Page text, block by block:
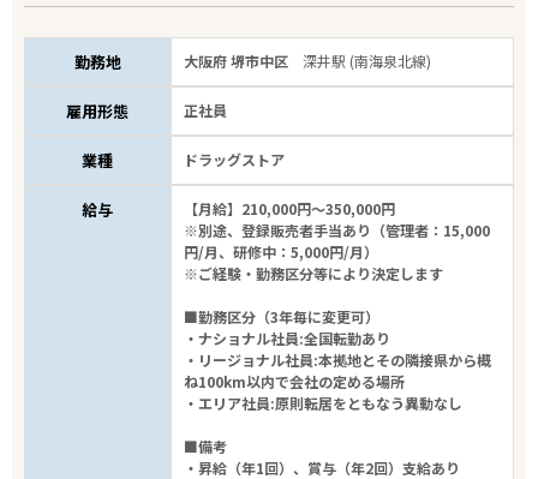
勤務地 大阪府 堺市中区 深井駅 (南海泉北線)
雇用形態 正社員
業種 ドラッグストア
給与
【月給】210,000円～350,000円
※別途、登録販売者手当あり（管理者：15,000
円/月、研修中：5,000円/月）
※ご経験・勤務区分等により決定します
■勤務区分（3年毎に変更可）
・ナショナル社員:全国転勤あり
・リージョナル社員:本拠地とその隣接県から概
ね100km以内で会社の定める場所
・エリア社員:原則転居をともなう異動なし
■備考
・昇給（年1回）、賞与（年2回）支給あり